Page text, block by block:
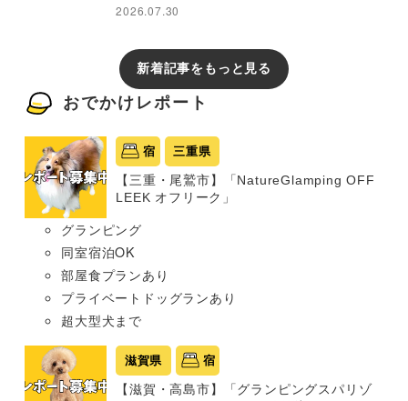
2026.07.30
新着記事をもっと見る
おでかけレポート
宿 三重県
【三重・尾鷲市】「NatureGlamping OFF
LEEK オフリーク」
グランピング
同室宿泊OK
部屋食プランあり
プライベートドッグランあり
超大型犬まで
滋賀県 宿
【滋賀・高島市】「グランピングスパリゾ